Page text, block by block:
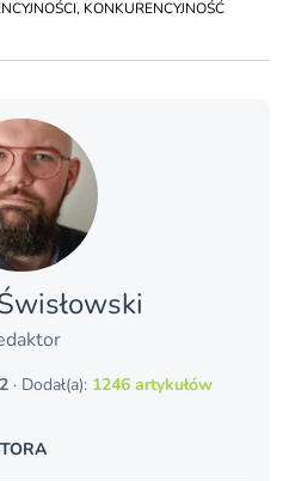
, KONKURENCYJNOŚĆ
· Dodał(a): 1246 artykułów